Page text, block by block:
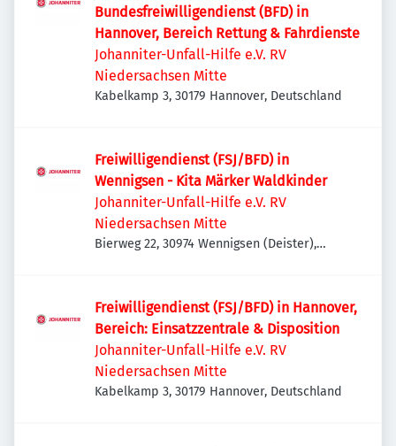
Bundesfreiwilligendienst (BFD) in
Hannover, Bereich Rettung & Fahrdienste
Johanniter-Unfall-Hilfe e.V. RV
Niedersachsen Mitte
Kabelkamp 3, 30179 Hannover, Deutschland
Freiwilligendienst (FSJ/BFD) in
Wennigsen - Kita Märker Waldkinder
Johanniter-Unfall-Hilfe e.V. RV
Niedersachsen Mitte
Bierweg 22, 30974 Wennigsen (Deister),
Freiwilligendienst (FSJ/BFD) in Hannover,
Bereich: Einsatzzentrale & Disposition
Johanniter-Unfall-Hilfe e.V. RV
Niedersachsen Mitte
Kabelkamp 3, 30179 Hannover, Deutschland